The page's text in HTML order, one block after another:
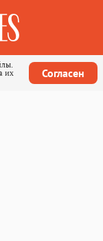
их
Согласен